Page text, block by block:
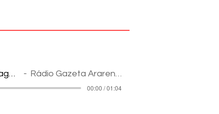
Reportagem Rádio Gazeta Ararense
00:00 / 01:04